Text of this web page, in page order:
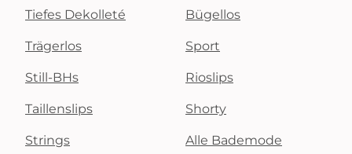
Tiefes Dekolleté Bügellos
Trägerlos Sport
Still-BHs Rioslips
Taillenslips Shorty
Strings Alle Bademode